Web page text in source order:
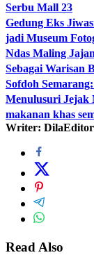
Serbu Mall 23
Gedung Eks
jadi Museum
Ndas Maling
Sebagai Warisan
Sofdoh
Menulusuri Jejak
makanan khas
Writer: Dila
Read Also